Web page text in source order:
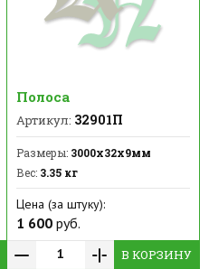
Полоса
Артикул: 32901П
Размеры:3000х32х9мм
Вес:3.35 кг
Цена (за штуку):
1 600руб.
В КОРЗИНУ